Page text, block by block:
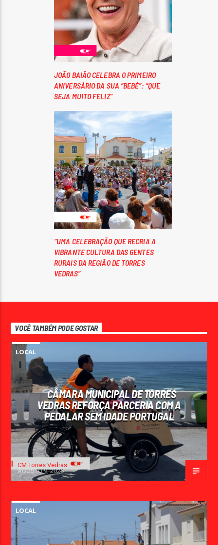
JOÃO BAIÃO CELEBRA O PRIMEIRO
ANIVERSÁRIO DA SUA “BEBÉ”: “QUE
SEJA MUITO FELIZ”
“UMA CELEBRAÇÃO QUE RECRIA A
VIBRANTE CULTURA DAS GENTES
RURAIS DA REGIÃO DE TORRES
VEDRAS”
VOCÊ TAMBÉM PODE GOSTAR
LOCAL
CÂMARA MUNICIPAL DE TORRES
VEDRAS REFORÇA PARCERIA COM A
PEDALAR SEM IDADE PORTUGAL
CM Torres Vedras
AGOSTO 9, 2026
LOCAL